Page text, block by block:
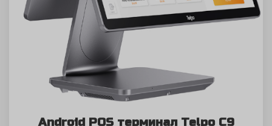
Android POS терминал Telpo C9